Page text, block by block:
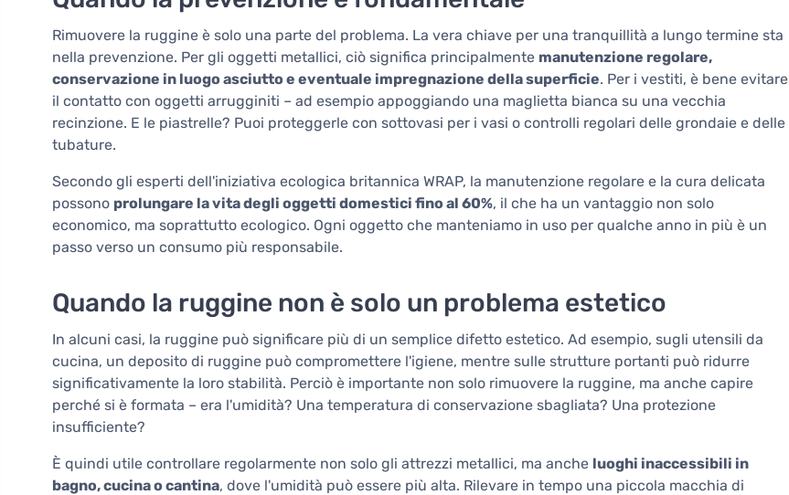
Rimuovere la ruggine è solo una parte del problema. La vera chiave per una tranquillità a lungo termine sta
nella prevenzione. Per gli oggetti metallici, ciò significa principalmente manutenzione regolare,
conservazione in luogo asciutto e eventuale impregnazione della superficie. Per i vestiti, è bene evitare
il contatto con oggetti arrugginiti – ad esempio appoggiando una maglietta bianca su una vecchia
recinzione. E le piastrelle? Puoi proteggerle con sottovasi per i vasi o controlli regolari delle grondaie e delle
tubature.
Secondo gli esperti dell'iniziativa ecologica britannica WRAP, la manutenzione regolare e la cura delicata
possono prolungare la vita degli oggetti domestici fino al 60%, il che ha un vantaggio non solo
economico, ma soprattutto ecologico. Ogni oggetto che manteniamo in uso per qualche anno in più è un
passo verso un consumo più responsabile.
Quando la ruggine non è solo un problema estetico
In alcuni casi, la ruggine può significare più di un semplice difetto estetico. Ad esempio, sugli utensili da
cucina, un deposito di ruggine può compromettere l'igiene, mentre sulle strutture portanti può ridurre
significativamente la loro stabilità. Perciò è importante non solo rimuovere la ruggine, ma anche capire
perché si è formata – era l'umidità? Una temperatura di conservazione sbagliata? Una protezione
insufficiente?
È quindi utile controllare regolarmente non solo gli attrezzi metallici, ma anche luoghi inaccessibili in
bagno, cucina o cantina, dove l'umidità può essere più alta. Rilevare in tempo una piccola macchia di